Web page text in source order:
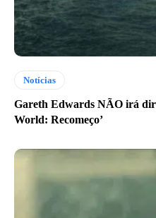
Notícias
Gareth Edwards NÃO irá
World: Recomeço’